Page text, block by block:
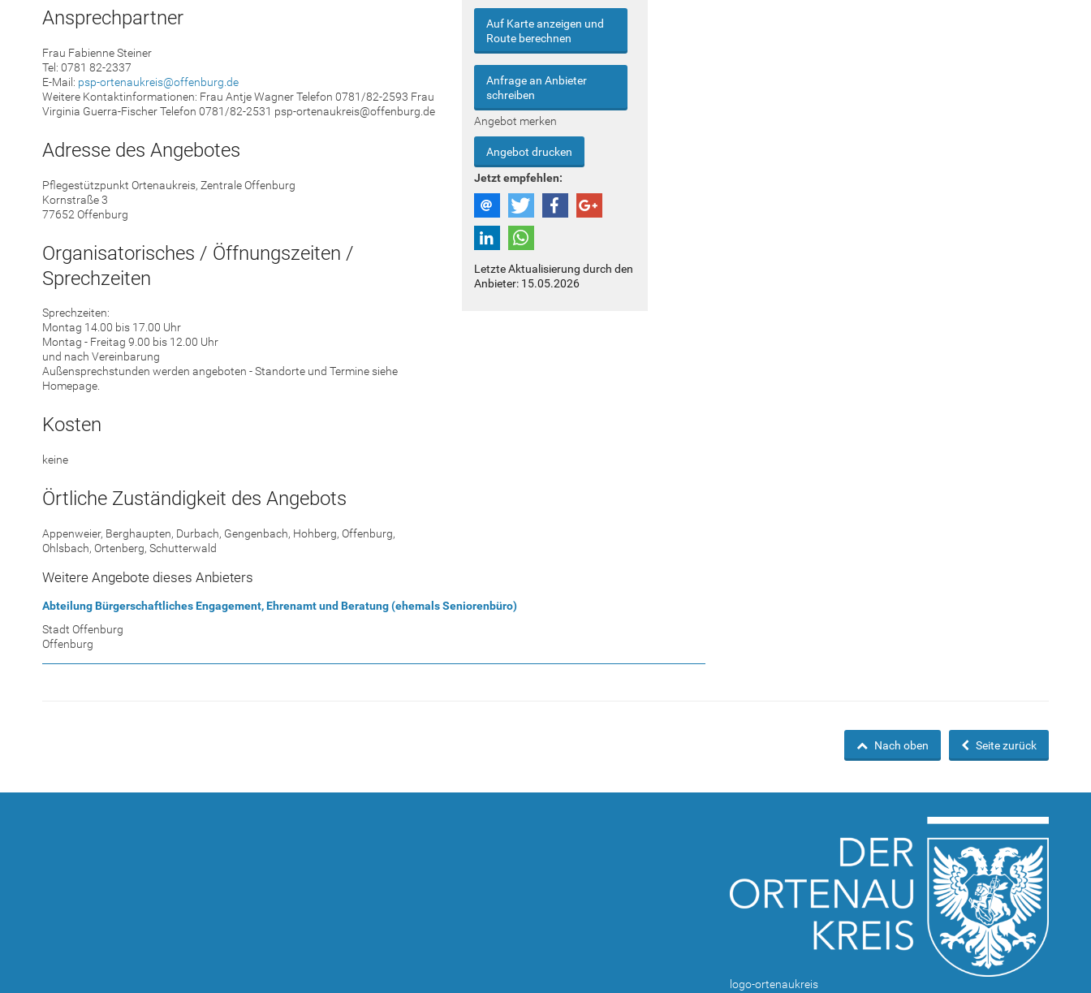
Ansprechpartner
Frau Fabienne Steiner
Tel: 0781 82-2337
E-Mail: psp-ortenaukreis@offenburg.de
Weitere Kontaktinformationen: Frau Antje Wagner Telefon 0781/82-2593 Frau
Virginia Guerra-Fischer Telefon 0781/82-2531 psp-ortenaukreis@offenburg.de
Adresse des Angebotes
Pflegestützpunkt Ortenaukreis, Zentrale Offenburg
Kornstraße 3
77652 Offenburg
Organisatorisches / Öffnungszeiten /
Sprechzeiten
Sprechzeiten:
Montag 14.00 bis 17.00 Uhr
Montag - Freitag 9.00 bis 12.00 Uhr
und nach Vereinbarung
Außensprechstunden werden angeboten - Standorte und Termine siehe
Homepage.
Kosten
keine
Örtliche Zuständigkeit des Angebots
Appenweier, Berghaupten, Durbach, Gengenbach, Hohberg, Offenburg,
Ohlsbach, Ortenberg, Schutterwald
Auf Karte anzeigen und
Route berechnen
Anfrage an Anbieter
schreiben
Angebot merken
Angebot drucken
Jetzt empfehlen:
Letzte Aktualisierung durch den
Anbieter: 15.05.2026
Weitere Angebote dieses Anbieters
Abteilung Bürgerschaftliches Engagement, Ehrenamt und Beratung (ehemals Seniorenbüro)
Stadt Offenburg
Offenburg
Seite zurück
Nach oben
logo-ortenaukreis